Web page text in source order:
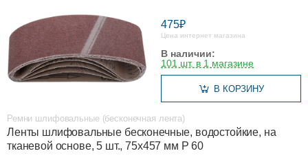
475₽
Цена интернет магазина
В наличии:
101 шт. в 1 магазине
В КОРЗИНУ
Ремни шлифовальные (бесконечная лента)
Ленты шлифовальные бесконечные, водостойкие, на
тканевой основе, 5 шт., 75х457 мм Р 60